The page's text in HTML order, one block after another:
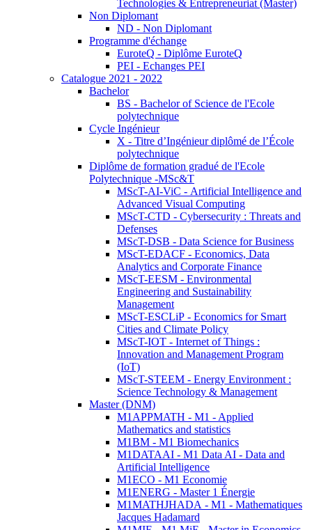
Technologies & Entrepreneuriat (Master)
Non Diplomant
ND - Non Diplomant
Programme d'échange
EuroteQ - Diplôme EuroteQ
PEI - Echanges PEI
Catalogue 2021 - 2022
Bachelor
BS - Bachelor of Science de l'Ecole
polytechnique
Cycle Ingénieur
X - Titre d’Ingénieur diplômé de l’École
polytechnique
Diplôme de formation gradué de l'Ecole
Polytechnique -MSc&T
MScT-AI-ViC - Artificial Intelligence and
Advanced Visual Computing
MScT-CTD - Cybersecurity : Threats and
Defenses
MScT-DSB - Data Science for Business
MScT-EDACF - Economics, Data
Analytics and Corporate Finance
MScT-EESM - Environmental
Engineering and Sustainability
Management
MScT-ESCLiP - Economics for Smart
Cities and Climate Policy
MScT-IOT - Internet of Things :
Innovation and Management Program
(IoT)
MScT-STEEM - Energy Environment :
Science Technology & Management
Master (DNM)
M1APPMATH - M1 - Applied
Mathematics and statistics
M1BM - M1 Biomechanics
M1DATAAI - M1 Data AI - Data and
Artificial Intelligence
M1ECO - M1 Economie
M1ENERG - Master 1 Énergie
M1MATHJHADA - M1 - Mathematiques
Jacques Hadamard